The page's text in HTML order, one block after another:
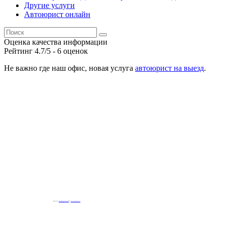
Другие услуги
Автоюрист онлайн
Оценка качества информации
Рейтинг 4.7/5 - 6 оценок
Не важно где наш офис, новая услуга автоюрист на выезд.
Powered by embedgooglemaps EN &